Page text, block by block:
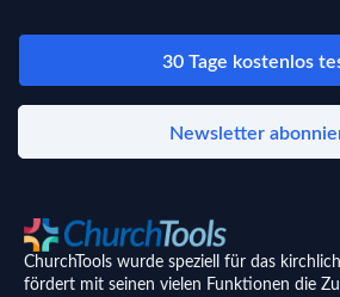
30 Tage kostenlos
Newsletter
ChurchTools wurde speziell für das
fördert mit seinen vielen Funktionen die